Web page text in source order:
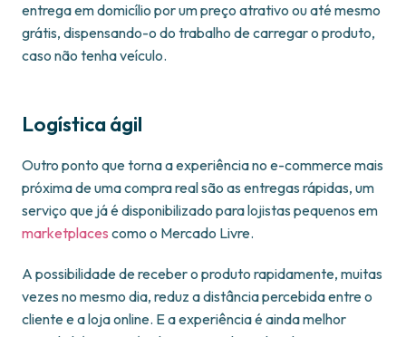
entrega em domicílio por um preço atrativo ou até mesmo
grátis, dispensando-o do trabalho de carregar o produto,
caso não tenha veículo.
Logística ágil
Outro ponto que torna a experiência no e-commerce mais
próxima de uma compra real são as entregas rápidas, um
serviço que já é disponibilizado para lojistas pequenos em
marketplaces como o Mercado Livre.
A possibilidade de receber o produto rapidamente, muitas
vezes no mesmo dia, reduz a distância percebida entre o
cliente e a loja online. E a experiência é ainda melhor